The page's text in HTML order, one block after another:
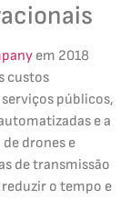
em 2018
custos
públicos,
e a
drones e
de transmissão
o tempo e